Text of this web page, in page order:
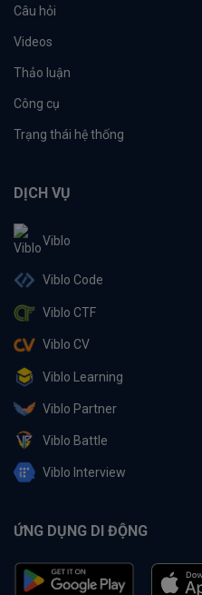
Câu hỏi
Videos
Thảo luận
Công cụ
Trạng thái hệ thống
DỊCH VỤ
Viblo
Viblo Code
Viblo CTF
Viblo CV
Viblo Learning
Viblo Partner
Viblo Battle
Viblo Interview
ỨNG DỤNG DI ĐỘNG